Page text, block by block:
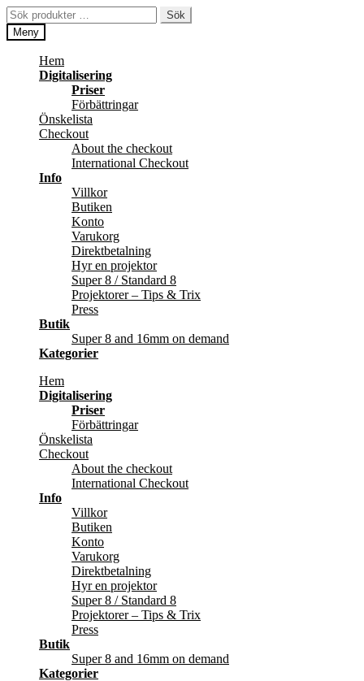
Hoppa
till
navigering
Hoppa
till
innehåll
Sök
efter:
Sök
Meny
Hem
Digitalisering
Priser
Förbättringar
Önskelista
Checkout
About the checkout
International Checkout
Info
Villkor
Butiken
Konto
Varukorg
Direktbetalning
Hyr en projektor
Super 8 / Standard 8
Projektorer – Tips & Trix
Press
Butik
Super 8 and 16mm on demand
Kategorier
Hem
Digitalisering
Priser
Förbättringar
Önskelista
Checkout
About the checkout
International Checkout
Info
Villkor
Butiken
Konto
Varukorg
Direktbetalning
Hyr en projektor
Super 8 / Standard 8
Projektorer – Tips & Trix
Press
Butik
Super 8 and 16mm on demand
Kategorier